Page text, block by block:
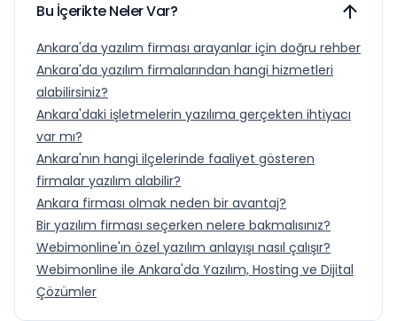
Bu İçerikte Neler Var?
Ankara'da yazılım firması arayanlar için doğru rehber
Ankara'da yazılım firmalarından hangi hizmetleri
alabilirsiniz?
Ankara'daki işletmelerin yazılıma gerçekten ihtiyacı
var mı?
Ankara'nın hangi ilçelerinde faaliyet gösteren
firmalar yazılım alabilir?
Ankara firması olmak neden bir avantaj?
Bir yazılım firması seçerken nelere bakmalısınız?
Webimonline'ın özel yazılım anlayışı nasıl çalışır?
Webimonline ile Ankara'da Yazılım, Hosting ve Dijital
Çözümler